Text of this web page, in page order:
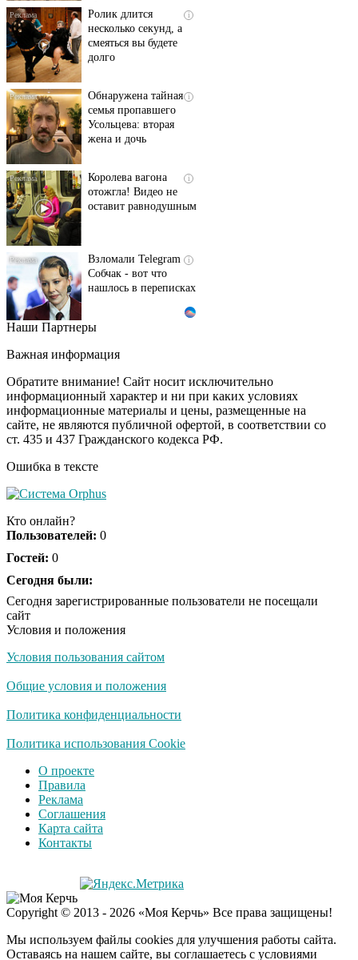
несколько секунд, а
смеяться вы будете
долго
семья пропавшего
Усольцева: вторая
жена и дочь
отожгла! Видео не
оставит равнодушным
Собчак - вот что
нашлось в переписках
Этот танец невесты
Пересмотрела 10 раз
i
Ролик длится пару
секунд, но вы будете в
шоке от увиденного
Ржу не переставая, это
Ролик из Омска: вы
Публичный удар
это настоящий вызов
"Потеряли стыд в
Поплавская вмазала
Наши Партнеры
Важная информация
Обратите внимание! Сайт носит исключительно
информационный характер и ни при каких условиях
информационные материалы и цены, размещенные на
сайте, не являются публичной офертой, в соответствии со
ст. 435 и 437 Гражданского кодекса РФ.
Ошибка в тексте
Кто онлайн?
Пользователей: 0
Гостей: 0
Сегодня были:
Сегодня зарегистрированные пользователи не посещали
сайт
Условия и положения
Условия пользования сайтом
Общие условия и положения
Политика конфиденциальности
Политика использования Cookie
О проекте
Правила
Реклама
Соглашения
Карта сайта
Контакты
Copyright © 2013 - 2026 «Моя Керчь» Все права защищены!
Мы используем файлы cookies для улучшения работы сайта.
Оставаясь на нашем сайте, вы соглашаетесь с условиями